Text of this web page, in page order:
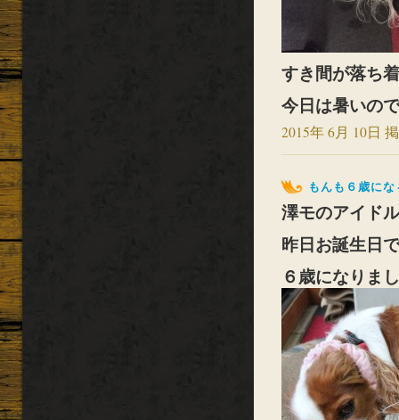
すき間が落ち
今日は暑いの
2015年 6月 10日
もんも６歳に
澤モのアイド
昨日お誕生日
６歳になりま